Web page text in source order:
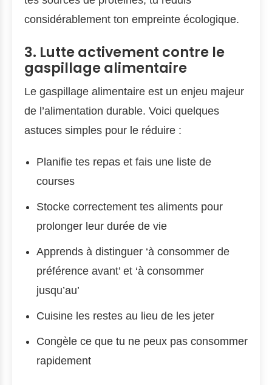
considérablement ton empreinte écologique.
3. Lutte activement contre le
gaspillage alimentaire
Le gaspillage alimentaire est un enjeu majeur
de l’alimentation durable. Voici quelques
astuces simples pour le réduire :
Planifie tes repas et fais une liste de
courses
Stocke correctement tes aliments pour
prolonger leur durée de vie
Apprends à distinguer ‘à consommer de
préférence avant’ et ‘à consommer
jusqu’au’
Cuisine les restes au lieu de les jeter
Congèle ce que tu ne peux pas consommer
rapidement